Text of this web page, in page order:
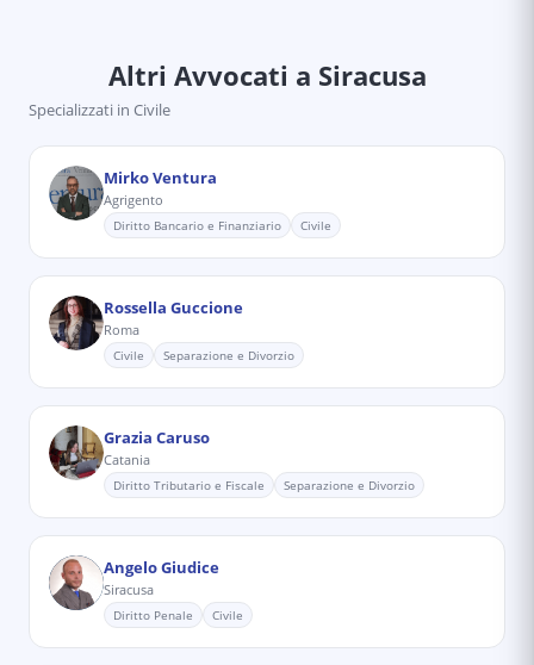
Altri Avvocati a Siracusa
Specializzati in Civile
Mirko Ventura
Agrigento
Diritto Bancario e Finanziario Civile
Rossella Guccione
Roma
Civile Separazione e Divorzio
Grazia Caruso
Catania
Diritto Tributario e Fiscale Separazione e Divorzio
Angelo Giudice
Siracusa
Diritto Penale Civile